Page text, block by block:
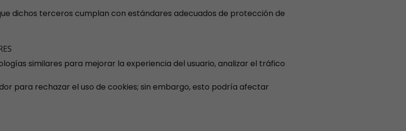
dichos terceros cumplan con estándares adecuados de protección de
similares para mejorar la experiencia del usuario, analizar el tráfico
para rechazar el uso de cookies; sin embargo, esto podría afectar